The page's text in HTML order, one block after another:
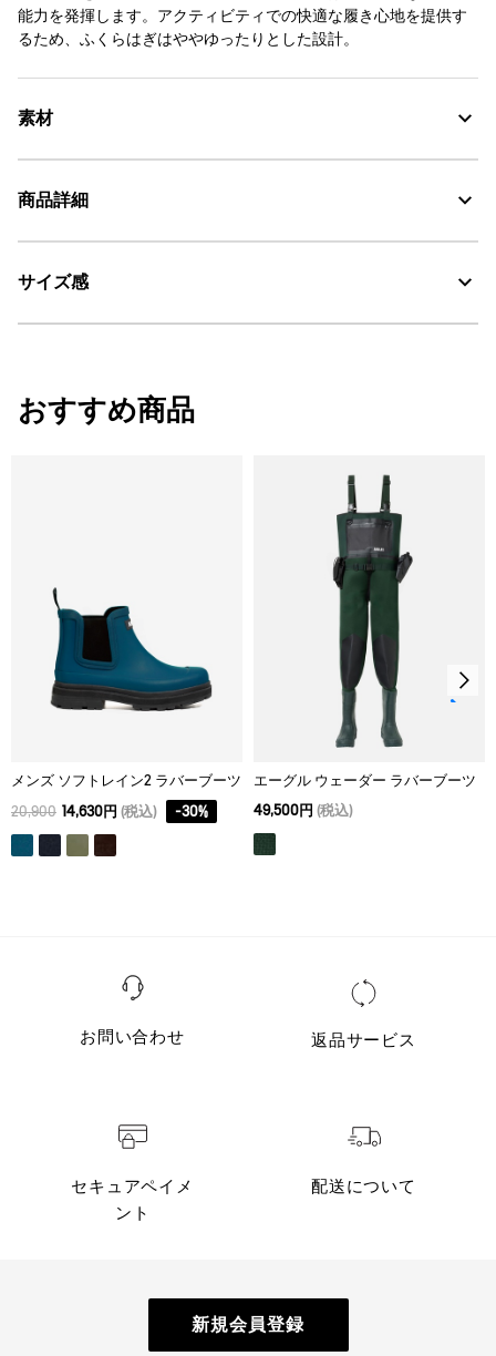
能力を発揮します。アクティビティでの快適な履き心地を提供す
るため、ふくらはぎはややゆったりとした設計。
素材
素材の特徴
MADE IN FRANCE : メイド イン フランス
Water Proof：防水
商品詳細
・色：カーキ (005)
サイズ感
レギュラーフィット
おすすめ商品
メンズ ソフトレイン2 ラバーブーツ
20,900 14,630円 (税込) -30%
エーグル ウェーダー ラバーブーツ
49,500円 (税込)
お問い合わせ 返品サービス
セキュアペイメ
ント
配送について
新規会員登録